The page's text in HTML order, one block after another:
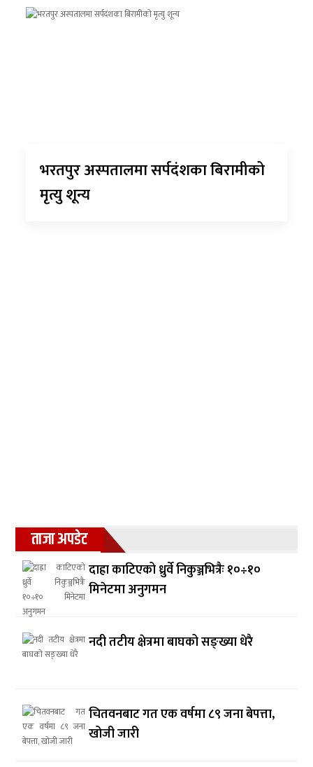
भरतपुर अस्पतालमा सर्पदंशका बिरामीको
मृत्यु शून्य
ताजा अपडेट
दाह्रा काटिएको ध्रुर्वे निकुञ्जभित्रैः १०÷१०
मिनेटमा अनुगमन
नदी तटीय क्षेत्रमा बाघको सङ्ख्या धेरै
चितवनबाट गत एक वर्षमा ८९ जना बेपत्ता,
खोजी जारी